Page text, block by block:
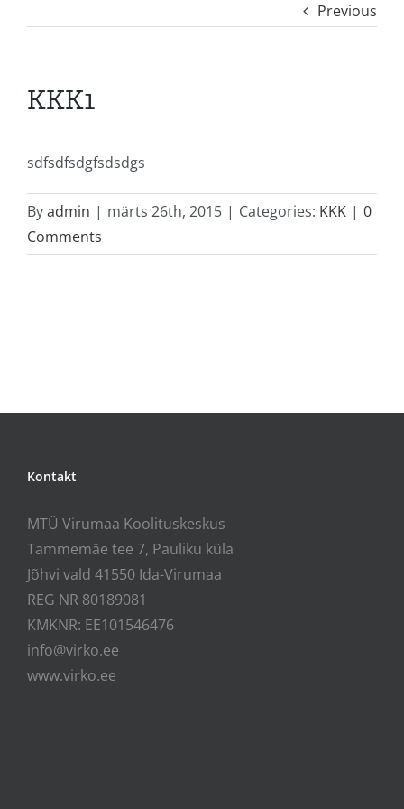
Previous
KKK1
sdfsdfsdgfsdsdgs
Byadmin | märts 26th, 2015 | Categories: KKK | 0
Comments
Kontakt
MTÜ Virumaa Koolituskeskus
Tammemäe tee 7, Pauliku küla
Jõhvi vald 41550 Ida-Virumaa
REG NR 80189081
KMKNR: EE101546476
info@virko.ee
www.virko.ee